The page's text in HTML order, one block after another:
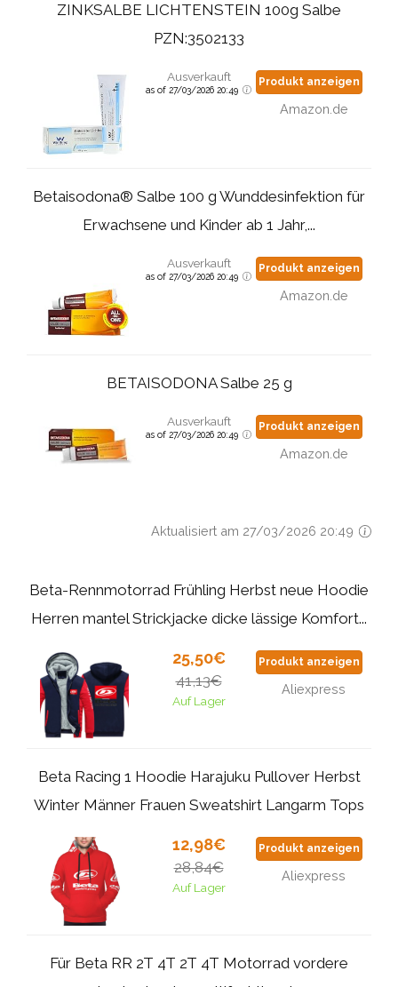
ZINKSALBE LICHTENSTEIN 100g Salbe
PZN:3502133
Ausverkauft
as of 27/03/2026 20:49
Produkt anzeigen
Amazon.de
Betaisodona® Salbe 100 g Wunddesinfektion für
Erwachsene und Kinder ab 1 Jahr,...
Ausverkauft
as of 27/03/2026 20:49
Produkt anzeigen
Amazon.de
BETAISODONA Salbe 25 g
Ausverkauft
as of 27/03/2026 20:49
Produkt anzeigen
Amazon.de
Aktualisiert am 27/03/2026 20:49
Beta-Rennmotorrad Frühling Herbst neue Hoodie
Herren mantel Strickjacke dicke lässige Komfort...
25,50€
41,13€
Auf Lager
Produkt anzeigen
Aliexpress
Beta Racing 1 Hoodie Harajuku Pullover Herbst
Winter Männer Frauen Sweatshirt Langarm Tops
12,98€
28,84€
Auf Lager
Produkt anzeigen
Aliexpress
Für Beta RR 2T 4T 2T 4T Motorrad vordere